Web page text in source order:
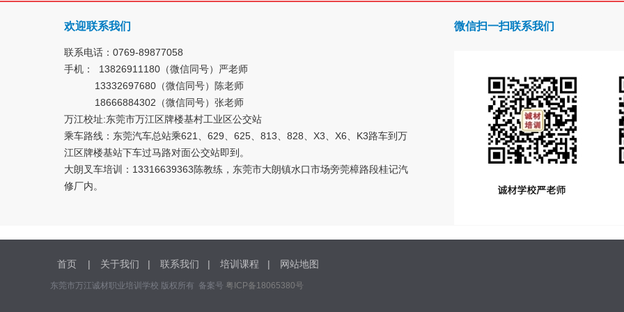
欢迎联系我们
联系电话：0769-89877058
手机： 13826911180（微信同号）严老师
13332697680（微信同号）陈老师
18666884302（微信同号）张老师
万江校址:东莞市万江区牌楼基村工业区公交站
乘车路线：东莞汽车总站乘621、629、625、813、828、X3、X6、K3路车到万
江区牌楼基站下车过马路对面公交站即到。
大朗叉车培训：13316639363陈教练，东莞市大朗镇水口市场旁莞樟路段桂记汽
修厂内。
微信扫一扫联系我们
首页 | 关于我们 | 联系我们 | 培训课程 | 网站地图
东莞市万江诚材职业培训学校 版权所有 备案号 粤ICP备18065380号